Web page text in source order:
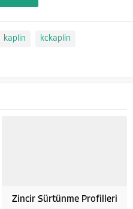
kaplin kckaplin
Zincir Sürtünme Profilleri